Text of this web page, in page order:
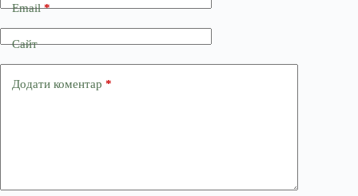
Email*
Сайт
Додати коментар *